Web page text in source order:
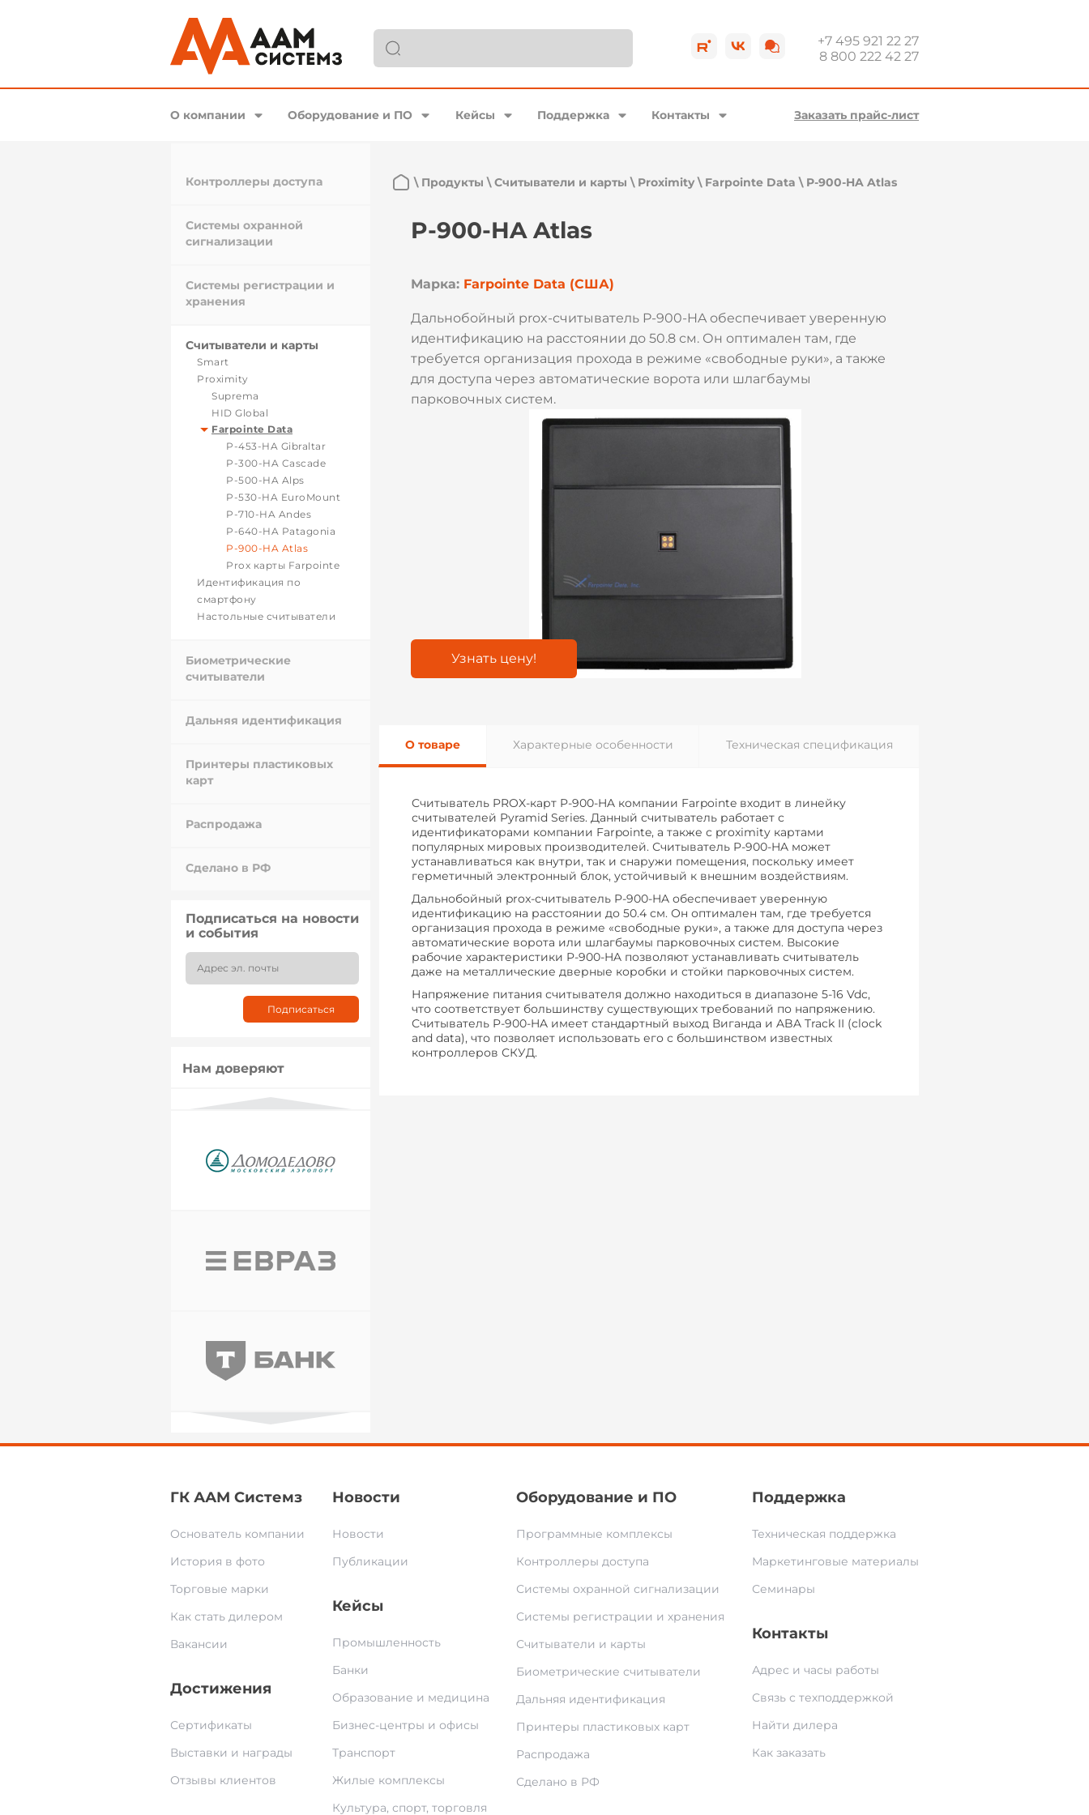
+7 495 921 22 27
8 800 222 42 27
О компании Оборудование и ПО Кейсы Поддержка Контакты Заказать прайс-лист
Контроллеры доступа
Системы охранной
сигнализации
Системы регистрации и
хранения
Считыватели и карты
Smart
Proximity
Suprema
HID Global
Farpointe Data
P-453-HA Gibraltar
P-300-HA Cascade
P-500-HA Alps
P-530-HA EuroMount
P-710-HA Andes
P-640-HA Patagonia
P-900-HA Atlas
Prox карты Farpointe
Идентификация по
смартфону
Настольные считыватели
Биометрические
считыватели
Дальняя идентификация
Принтеры пластиковых
карт
Распродажа
Сделано в РФ
Подписаться на новости
и события
Нам доверяют
\ Продукты \Считыватели и карты \ Proximity\ Farpointe Data \ P-900-HA Atlas
P-900-HA Atlas
Марка: Farpointe Data (США)
Дальнобойный prox-считыватель P-900-HA обеспечивает уверенную
идентификацию на расстоянии до 50.8 см. Он оптимален там, где
требуется организация прохода в режиме «свободные руки», а также
для доступа через автоматические ворота или шлагбаумы
парковочных систем.
Узнать цену!
О товаре Характерные особенности Техническая спецификация
Cчитыватель PROX-карт P-900-HA компании Farpointe входит в линейку
считывателей Pyramid Series. Данный считыватель работает с
идентификаторами компании Farpointe, а также с proximity картами
популярных мировых производителей. Считыватель P-900-HA может
устанавливаться как внутри, так и снаружи помещения, поскольку имеет
герметичный электронный блок, устойчивый к внешним воздействиям.
Дальнобойный prox-считыватель P-900-HA обеспечивает уверенную
идентификацию на расстоянии до 50.4 см. Он оптимален там, где требуется
организация прохода в режиме «свободные руки», а также для доступа через
автоматические ворота или шлагбаумы парковочных систем. Высокие
рабочие характеристики P-900-HA позволяют устанавливать считыватель
даже на металлические дверные коробки и стойки парковочных систем.
Напряжение питания считывателя должно находиться в диапазоне 5-16 Vdc,
что соответствует большинству существующих требований по напряжению.
Считыватель P-900-HA имеет стандартный выход Виганда и ABA Track II (clock
and data), что позволяет использовать его с большинством известных
контроллеров СКУД.
ГК ААМ Системз
Основатель компании
История в фото
Торговые марки
Как стать дилером
Вакансии
Достижения
Сертификаты
Выставки и награды
Отзывы клиентов
Новости
Новости
Публикации
Кейсы
Промышленность
Банки
Образование и медицина
Бизнес-центры и офисы
Транспорт
Жилые комплексы
Культура, спорт, торговля
Оборудование и ПО
Программные комплексы
Контроллеры доступа
Системы охранной сигнализации
Системы регистрации и хранения
Считыватели и карты
Биометрические считыватели
Дальняя идентификация
Принтеры пластиковых карт
Распродажа
Сделано в РФ
Поддержка
Техническая поддержка
Маркетинговые материалы
Семинары
Контакты
Адрес и часы работы
Связь с техподдержкой
Найти дилера
Как заказать